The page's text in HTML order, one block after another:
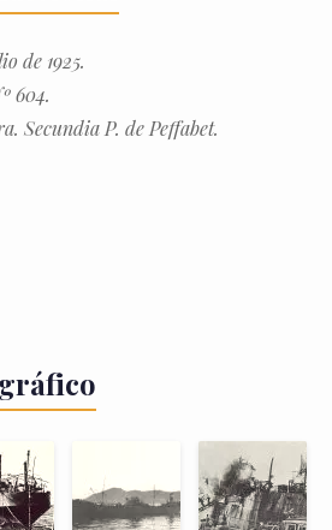
de 1925.
604.
Secundia P. de Peffabet.